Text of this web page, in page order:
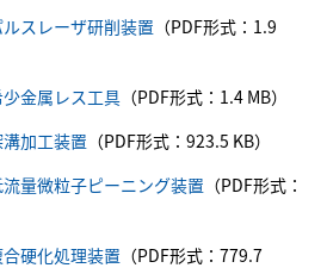
ルスレーザ研削装置 （PDF形式：1.9
少金属レス工具（PDF形式：1.4 MB）
溝加工装置 （PDF形式：923.5 KB）
流量微粒子ピーニング装置 （PDF形式：
合硬化処理装置 （PDF形式：779.7